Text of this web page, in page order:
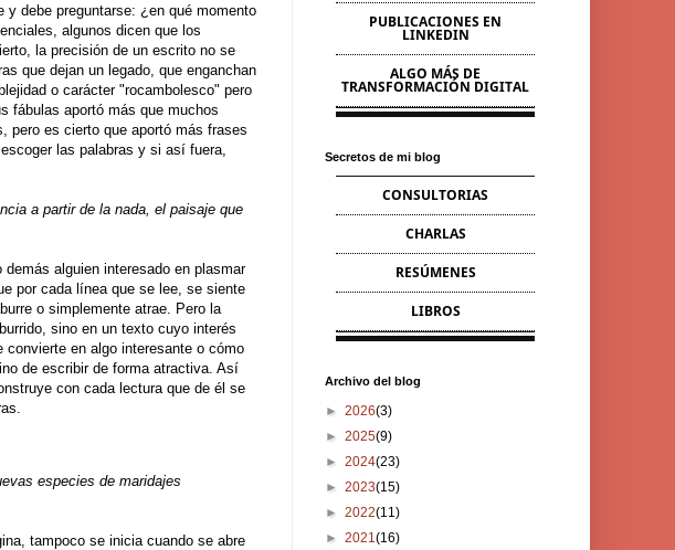
debe preguntarse: ¿en qué momento
algunos dicen que los
la precisión de un escrito no se
que dejan un legado, que enganchan
o carácter "rocambolesco" pero
fábulas aportó más que muchos
pero es cierto que aportó más frases
las palabras y si así fuera,
a partir de la nada, el paisaje que
alguien interesado en plasmar
por cada línea que se lee, se siente
o simplemente atrae. Pero la
sino en un texto cuyo interés
en algo interesante o cómo
de escribir de forma atractiva. Así
con cada lectura que de él se
especies de maridajes
tampoco se inicia cuando se abre
PUBLICACIONES EN
LINKEDIN
ALGO MÁS DE
TRANSFORMACIÓN DIGITAL
Secretos de mi blog
CONSULTORIAS
CHARLAS
RESÚMENES
LIBROS
Archivo del blog
► 2026(3)
► 2025(9)
► 2024(23)
► 2023(15)
► 2022(11)
► 2021(16)